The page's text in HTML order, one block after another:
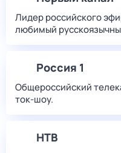
Лидер российского
любимый
Россия 1
Общероссийский
ток-шоу.
НТВ